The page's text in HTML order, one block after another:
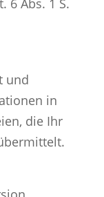
6 Abs. 1 S.
und
in
die Ihr